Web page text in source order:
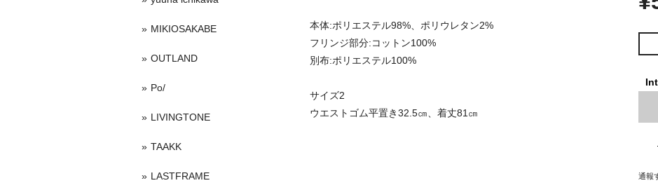
本体:ポリエステル98%、ポリウレタン2%
フリンジ部分:コットン100%
別布:ポリエステル100%
サイズ2
ウエストゴム平置き32.5㎝、着丈81㎝
通報
MIKIOSAKABE
OUTLAND
Po/
LIVINGTONE
TAAKK
LASTFRAME